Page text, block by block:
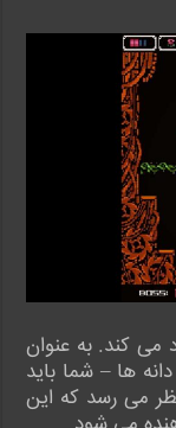
می کند. به عنوان
ها – شما باید
می رسد که این